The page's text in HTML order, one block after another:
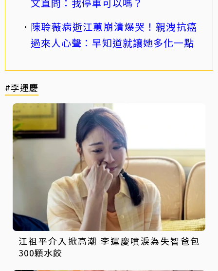
陳聆薇病逝江蕙崩潰爆哭！親洩抗癌
過來人心聲：早知道就讓她多化一點
#李運慶
江祖平介入掀高潮 李運慶噴淚為失智爸包
300顆水餃